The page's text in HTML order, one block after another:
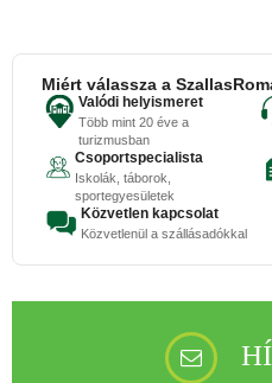
Miért válassza a
Valódi helyismeret
Több mint 20 éve a
turizmusban
Csoportspecialista
Iskolák, táborok,
sportegyesületek
Közvetlen kapcsolat
Közvetlenül a szállásadókkal